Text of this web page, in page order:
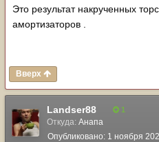
Это результат накрученных
амортизаторов .
Вверх
Landser88 1
Откуда: Анапа
Опубликовано: 1 ноября